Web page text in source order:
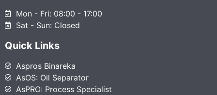
Mon - Fri: 08:00 - 17:00
Sat - Sun: Closed
Quick Links
Aspros Binareka
AsOS: Oil Separator
AsPRO: Process Specialist